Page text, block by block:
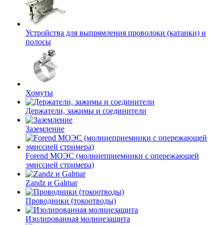
Устройства для выпрямления проволоки (катанки) и
полосы
Хомуты
Держатели, зажимы и соединители
Заземление
Forend МОЭС (молниеприемники с опережающей
эмиссией стримера)
Zandz и Galmar
Проводники (токоотводы)
Изолированная молниезащита